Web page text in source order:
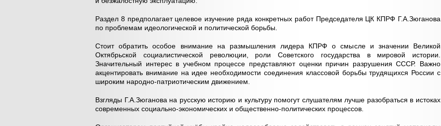
Раздел 8 предполагает целевое изучение ряда конкретных работ Председателя ЦК КПРФ Г.А.Зюганова
по проблемам идеологической и политической борьбы.
Стоит обратить особое внимание на размышления лидера КПРФ о смысле и значении Великой
Октябрьской социалистической революции, роли Советского государства в мировой истории.
Значительный интерес в учебном процессе представляют оценки причин разрушения СССР. Важно
акцентировать внимание на идее необходимости соединения классовой борьбы трудящихся России с
широким народно-патриотическим движением.
Взгляды Г.А.Зюганова на русскую историю и культуру помогут слушателям лучше разобраться в истоках
современных социально-экономических и общественно-политических процессов.